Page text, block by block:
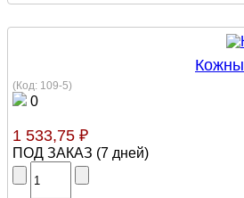
(Код: 109-5)
0
1 533,75 ₽
ПОД ЗАКАЗ (7 дней)